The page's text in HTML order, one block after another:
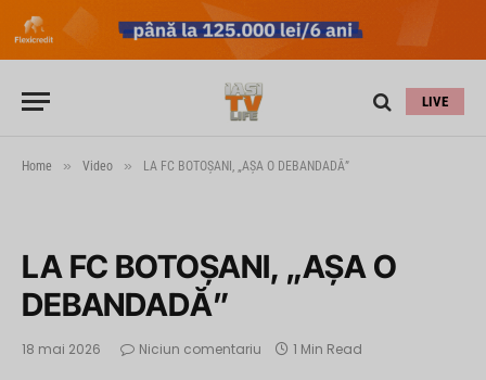
LIVE
Home » Video » LA FC BOTOŞANI, „AŞA O DEBANDADĂ”
LA FC BOTOŞANI, „AŞA O
DEBANDADĂ”
18 mai 2026 Niciun comentariu 1 Min Read